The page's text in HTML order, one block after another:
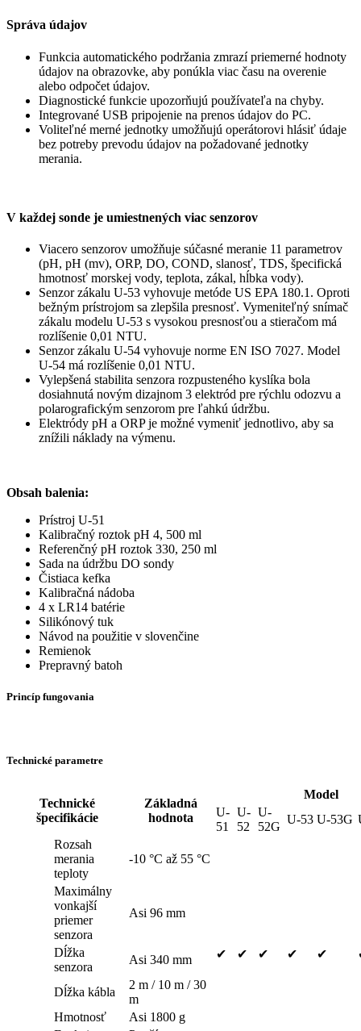
Správa údajov
Funkcia automatického podržania zmrazí priemerné hodnoty
údajov na obrazovke, aby ponúkla viac času na overenie
alebo odpočet údajov.
Diagnostické funkcie upozorňujú používateľa na chyby.
Integrované USB pripojenie na prenos údajov do PC.
Voliteľné merné jednotky umožňujú operátorovi hlásiť údaje
bez potreby prevodu údajov na požadované jednotky
merania.
V každej sonde je umiestnených viac senzorov
Viacero senzorov umožňuje súčasné meranie 11 parametrov
(pH, pH (mv), ORP, DO, COND, slanosť, TDS, špecifická
hmotnosť morskej vody, teplota, zákal, hĺbka vody).
Senzor zákalu U-53 vyhovuje metóde US EPA 180.1. Oproti
bežným prístrojom sa zlepšila presnosť. Vymeniteľný snímač
zákalu modelu U-53 s vysokou presnosťou a stieračom má
rozlíšenie 0,01 NTU.
Senzor zákalu U-54 vyhovuje norme EN ISO 7027. Model
U-54 má rozlíšenie 0,01 NTU.
Vylepšená stabilita senzora rozpusteného kyslíka bola
dosiahnutá novým dizajnom 3 elektród pre rýchlu odozvu a
polarografickým senzorom pre ľahkú údržbu.
Elektródy pH a ORP je možné vymeniť jednotlivo, aby sa
znížili náklady na výmenu.
Obsah balenia:
Prístroj U-51
Kalibračný roztok pH 4, 500 ml
Referenčný pH roztok 330, 250 ml
Sada na údržbu DO sondy
Čistiaca kefka
Kalibračná nádoba
4 x LR14 batérie
Silikónový tuk
Návod na použitie v slovenčine
Remienok
Prepravný batoh
Princíp fungovania
Technické parametre
Technické
špecifikácie
Základná
hodnota
Model
U-
51
U-
52
U-
52G
U-53 U-53G
Rozsah
merania
teploty
-10 °C až 55 °C
✔ ✔ ✔ ✔ ✔
Maximálny
vonkajší
priemer
senzora
Asi 96 mm
Dĺžka
senzora
Asi 340 mm
Dĺžka kábla
2 m / 10 m / 30
m
Hmotnosť
Asi 1800 g